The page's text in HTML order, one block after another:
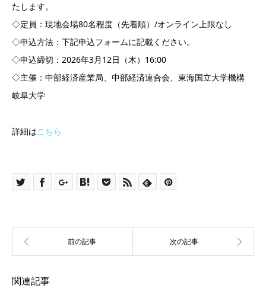
たします。
◇定員：現地会場80名程度（先着順）/オンライン上限なし
◇申込方法：下記申込フォームに記載ください。
◇申込締切：2026年3月12日（木）16:00
◇主催：中部経済産業局、中部経済連合会、東海国立大学機構
岐阜大学
詳細はこちら
関連記事